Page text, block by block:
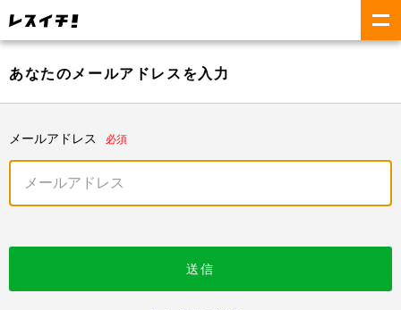
あなたのメールアドレスを入力
メールアドレス 必須
送信